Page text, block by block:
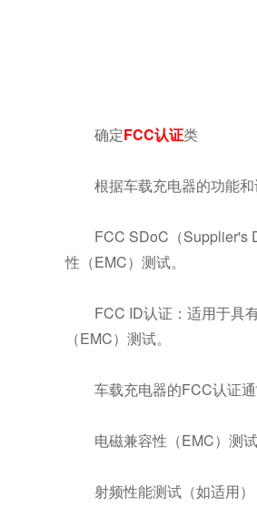
确定FCC认证类
根据车载充电器的功能
FCC SDoC（Supplier's
性（EMC）测试。
FCC ID认证：适用于具
（EMC）测试。
车载充电器的FCC认证
电磁兼容性（EMC）测
射频性能测试（如适用